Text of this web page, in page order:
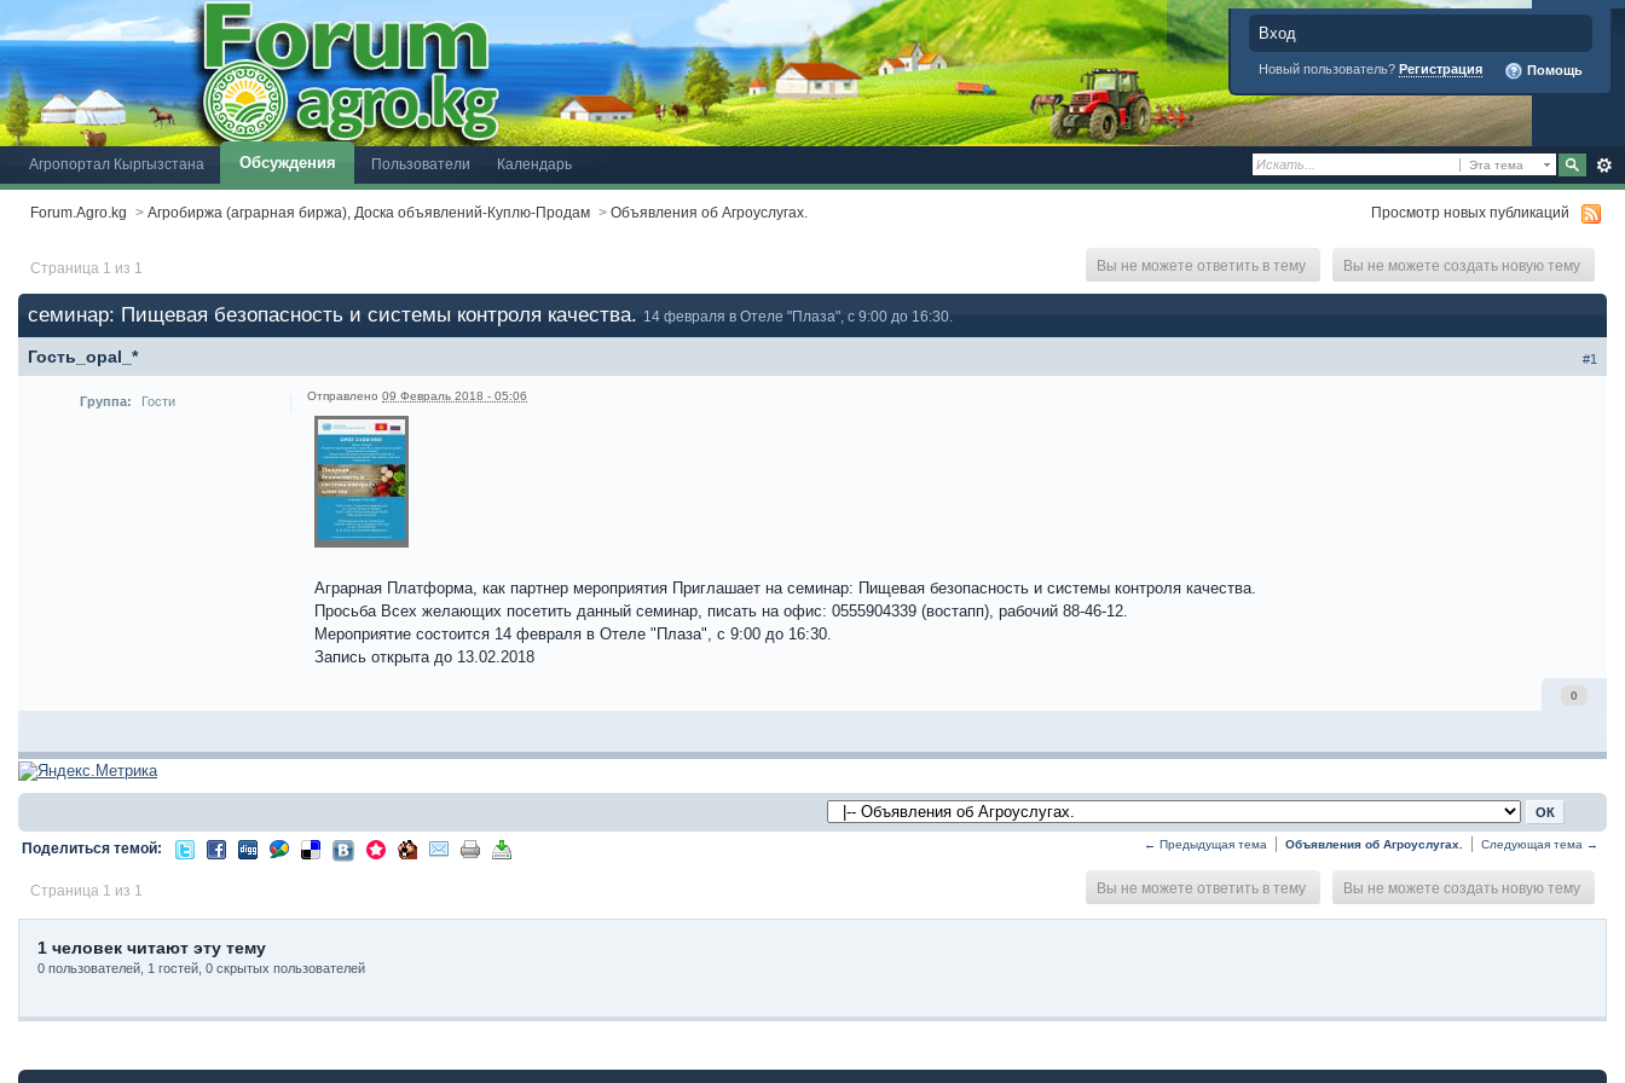
Вход
Новый пользователь? Регистрация Помощь
Эта тема
Агропортал Кыргызстана Обсуждения Пользователи Календарь
Forum.Agro.kg > Агробиржа (аграрная биржа), Доска объявлений-Куплю-Продам > Объявления об Агроуслугах. Просмотр новых публикаций
Страница 1 из 1 Вы не можете создать новую тему
Вы не можете ответить в тему
семинар: Пищевая безопасность и системы контроля качества. 14 февраля в Отеле "Плаза", с 9:00 до 16:30.
#1
Гость_opal_*
Группа: Гости Отправлено 09 Февраль 2018 - 05:06
Аграрная Платформа, как партнер мероприятия Приглашает на семинар: Пищевая безопасность и системы контроля качества.
Просьба Всех желающих посетить данный семинар, писать на офис: 0555904339 (востапп), рабочий 88-46-12.
Мероприятие состоится 14 февраля в Отеле "Плаза", с 9:00 до 16:30.
Запись открыта до 13.02.2018
0
← Предыдущая тема Объявления об Агроуслугах. Следующая тема →
Поделиться темой:
Страница 1 из 1 Вы не можете создать новую тему
Вы не можете ответить в тему
1 человек читают эту тему
0 пользователей, 1 гостей, 0 скрытых пользователей